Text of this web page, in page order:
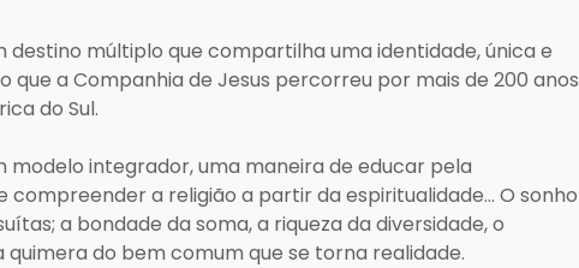
destino múltiplo que compartilha uma identidade, única e
que a Companhia de Jesus percorreu por mais de 200 anos
do Sul.
modelo integrador, uma maneira de educar pela
compreender a religião a partir da espiritualidade… O sonho
a bondade da soma, a riqueza da diversidade, o
do bem comum que se torna realidade.